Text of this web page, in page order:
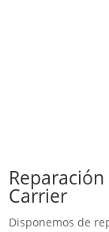
Carrier
Disponemos de